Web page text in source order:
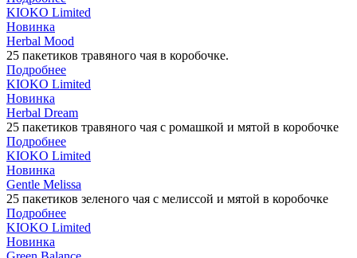
KIOKO Limited
Новинка
Herbal Mood
25 пакетиков травяного чая в коробочке.
Подробнее
KIOKO Limited
Новинка
Herbal Dream
25 пакетиков травяного чая с ромашкой и мятой в коробочке
Подробнее
KIOKO Limited
Новинка
Gentle Melissa
25 пакетиков зеленого чая с мелиссой и мятой в коробочке
Подробнее
KIOKO Limited
Новинка